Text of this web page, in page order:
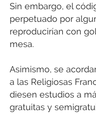
Sin embargo, el
perpetuado por
reproducirían con
mesa.
Asimismo, se
a las Religiosas
diesen estudios a
gratuitas y